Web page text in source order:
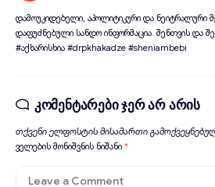
დამოუკიდებელი, აპოლიტიკური და ნეიტრალური
დაფუძნებული სანდო ინფორმაცია. შენთვის და
#აქხარისხია #drpkhakadze #sheniambebi
კომენტარები ჯერ არ არის
თქვენი ელფოსტის მისამართი
ველების მონიშვნის ნიშანი *